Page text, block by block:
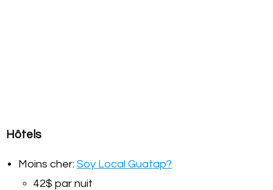
Hôtels
Moins cher: Soy Local Guatap?
42$ par nuit